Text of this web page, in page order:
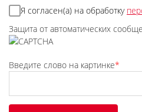
Я согласен(а) на обработку
Защита от автоматических
Введите слово на картинке*